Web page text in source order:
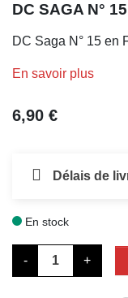
DC SAGA N°
DC Saga N° 15 en
En savoir plus
6,90 €
Délais de
En stock
- +